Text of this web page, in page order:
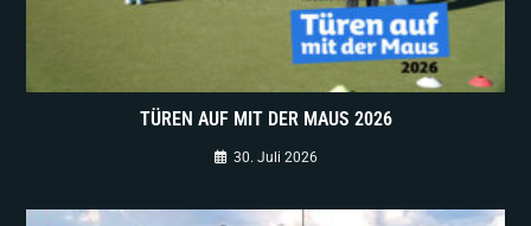
TÜREN AUF MIT DER MAUS 2026
30. Juli 2026